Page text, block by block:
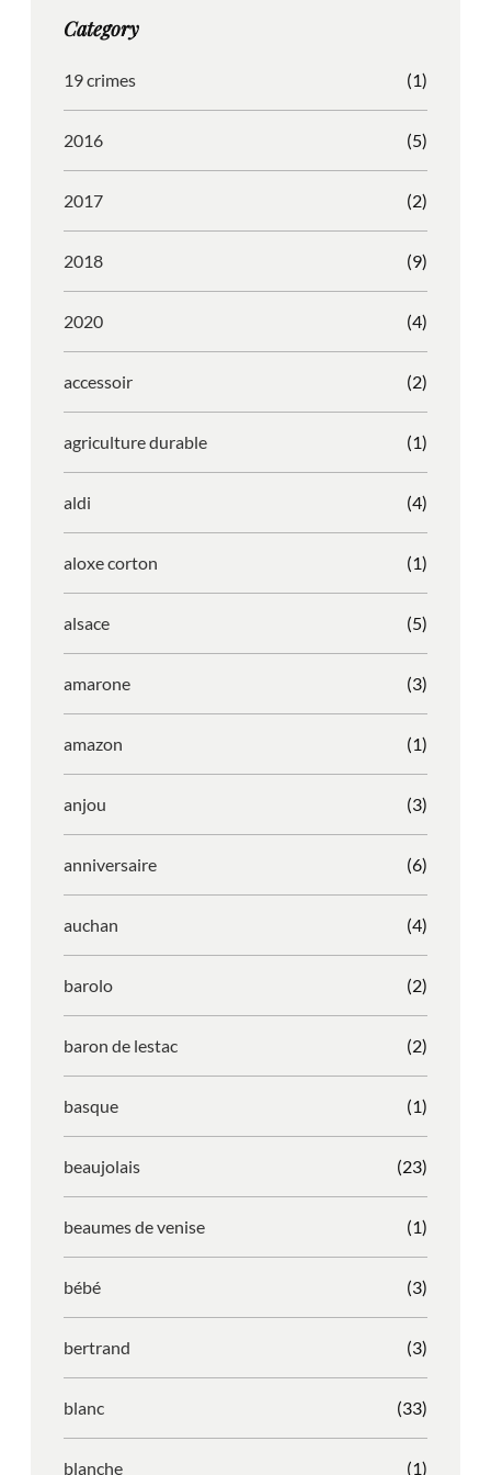
r
m
o
Category
19 crimes (1)
2016 (5)
2017 (2)
2018 (9)
2020 (4)
accessoir (2)
agriculture durable (1)
aldi (4)
aloxe corton (1)
alsace (5)
amarone (3)
amazon (1)
anjou (3)
anniversaire (6)
auchan (4)
barolo (2)
baron de lestac (2)
basque (1)
beaujolais (23)
beaumes de venise (1)
bébé (3)
bertrand (3)
blanc (33)
blanche (1)